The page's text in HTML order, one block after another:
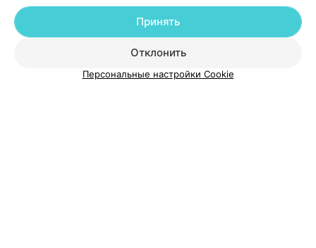
Добавить компанию
Добавить специалиста
Отклонить
Принять
Персональные настройки Cookie